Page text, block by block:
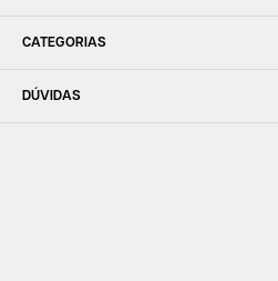
CATEGORIAS
DÚVIDAS